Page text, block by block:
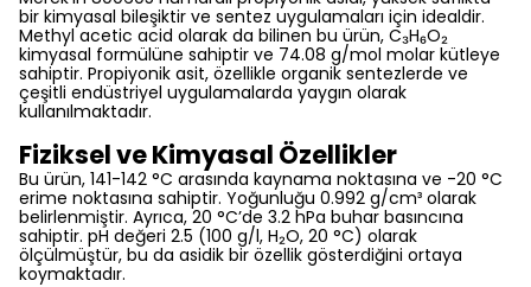
bir kimyasal bileşiktir ve sentez uygulamaları için idealdir.
Methyl acetic acid olarak da bilinen bu ürün, C₃H₆O₂
kimyasal formülüne sahiptir ve 74.08 g/mol molar kütleye
sahiptir. Propiyonik asit, özellikle organik sentezlerde ve
çeşitli endüstriyel uygulamalarda yaygın olarak
kullanılmaktadır.
Fiziksel ve Kimyasal Özellikler
Bu ürün, 141-142 °C arasında kaynama noktasına ve -20 °C
erime noktasına sahiptir. Yoğunluğu 0.992 g/cm³ olarak
belirlenmiştir. Ayrıca, 20 °C’de 3.2 hPa buhar basıncına
sahiptir. pH değeri 2.5 (100 g/l, H₂O, 20 °C) olarak
ölçülmüştür, bu da asidik bir özellik gösterdiğini ortaya
koymaktadır.